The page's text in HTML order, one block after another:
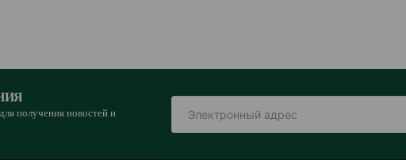
получения новостей и